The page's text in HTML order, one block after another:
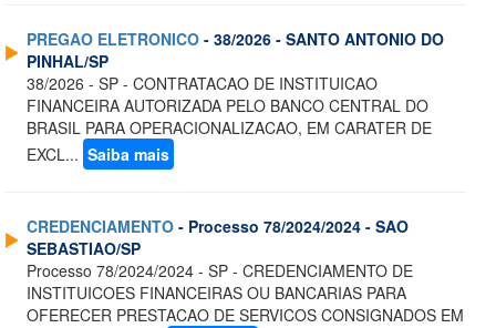
PREGAO ELETRONICO - 38/2026 - SANTO ANTONIO DO
PINHAL/SP
38/2026 - SP - CONTRATACAO DE INSTITUICAO
FINANCEIRA AUTORIZADA PELO BANCO CENTRAL DO
BRASIL PARA OPERACIONALIZACAO, EM CARATER DE
EXCL... Saiba mais
CREDENCIAMENTO - Processo 78/2024/2024 - SAO
SEBASTIAO/SP
Processo 78/2024/2024 - SP - CREDENCIAMENTO DE
INSTITUICOES FINANCEIRAS OU BANCARIAS PARA
OFERECER PRESTACAO DE SERVICOS CONSIGNADOS EM